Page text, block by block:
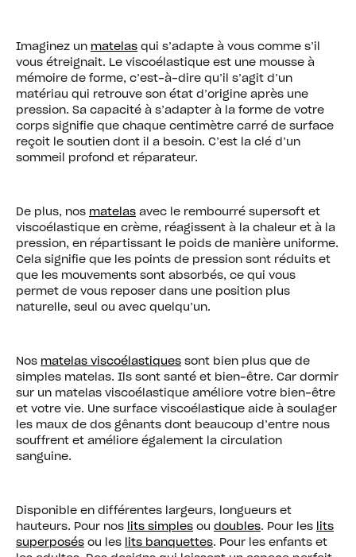
Imaginez un matelas qui s’adapte à vous comme s’il
vous étreignait. Le viscoélastique est une mousse à
mémoire de forme, c’est-à-dire qu’il s’agit d’un
matériau qui retrouve son état d’origine après une
pression. Sa capacité à s’adapter à la forme de votre
corps signifie que chaque centimètre carré de surface
reçoit le soutien dont il a besoin. C’est la clé d’un
sommeil profond et réparateur.
De plus, nos matelas avec le rembourré supersoft et
viscoélastique en crème, réagissent à la chaleur et à la
pression, en répartissant le poids de manière uniforme.
Cela signifie que les points de pression sont réduits et
que les mouvements sont absorbés, ce qui vous
permet de vous reposer dans une position plus
naturelle, seul ou avec quelqu’un.
Nos matelas viscoélastiques sont bien plus que de
simples matelas. Ils sont santé et bien-être. Car dormir
sur un matelas viscoélastique améliore votre bien-être
et votre vie. Une surface viscoélastique aide à soulager
les maux de dos gênants dont beaucoup d’entre nous
souffrent et améliore également la circulation
sanguine.
Disponible en différentes largeurs, longueurs et
hauteurs. Pour nos
lits simples ou doubles. Pour les
lits
superposés ou les lits banquettes. Pour les enfants et